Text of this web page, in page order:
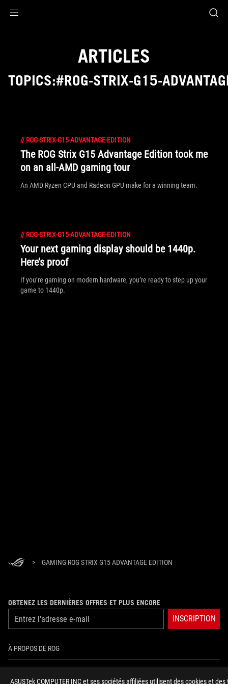
ASUSTek COMPUTER INC et ses sociétés affiliées utilisent des cookies et
ARTICLES
TOPICS:#ROG-STRIX-G15-
// ROG-STRIX-G15-ADVANTAGE-EDITION
The ROG Strix G15 Advantage Edition took me
on an all-AMD gaming tour
An AMD Ryzen CPU and Radeon GPU make for a winning team.
// ROG-STRIX-G15-ADVANTAGE-EDITION
Your next gaming display should be 1440p.
Here’s proof
If you’re gaming on modern hardware, you’re ready to step up your
game to 1440p.
> GAMING ROG STRIX G15 ADVANTAGE EDITION
OBTENEZ LES DERNIÈRES OFFRES ET PLUS ENCORE
INSCRIPTION
À PROPOS DE ROG